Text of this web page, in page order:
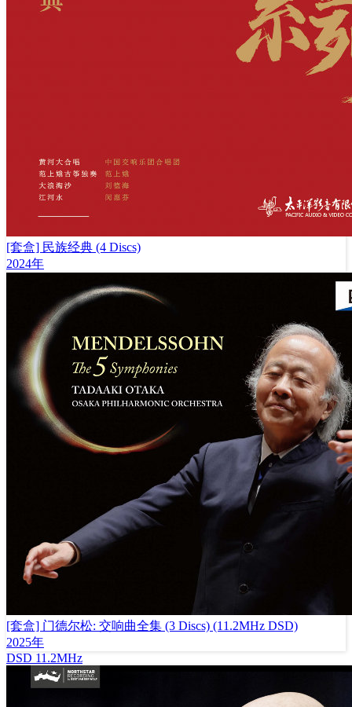
[套盒] 民族经典 (4 Discs)
2024年
[套盒] 门德尔松: 交响曲全集 (3 Discs) (11.2MHz DSD)
2025年
DSD 11.2MHz